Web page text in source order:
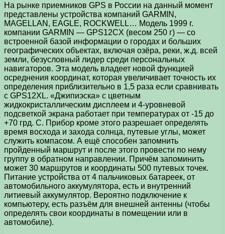
На рынке приемников GPS в России на данный момент
представлены устройства компаний GARMIN,
MAGELLAN, EAGLE, ROCKWELL… Модель 1999 г.
компании GARMIN — GPS12CX (весом 250 г) — со
встроенной базой информации о городах и больших
географических объектах, включая озёра, реки, ж.д. всей
земли, безусловный лидер среди персональных
навигаторов. Эта модель владеет новой функцией
осреднения координат, которая увеличивает точность их
определения приблизительно в 1,5 раза если сравнивать
с GPS12XL. «Джипиэска» с цветным
жидкокристаллическим дисплеем и 4-уровневой
подсветкой экрана работает при температурах от -15 до
+70 грд. С. Прибор кроме этого разрешает определять
время восхода и захода солнца, путевые углы, может
служить компасом. А ещё способен запомнить
пройденный маршрут и после этого провести по нему
группу в обратном направлении. Причём запоминить
может 30 маршрутов и координаты 500 путевых точек.
Питание устройства от 4 пальчиковых батареек, от
автомобильного аккумулятора, есть и внутренний
литиевый аккумулятор. Вероятно подключение к
компьютеру, есть разъём для внешней антенны (чтобы
определять свои координаты в помещении или в
автомобиле).